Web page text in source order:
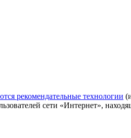
рекомендательные технологии
сети «Интернет»,